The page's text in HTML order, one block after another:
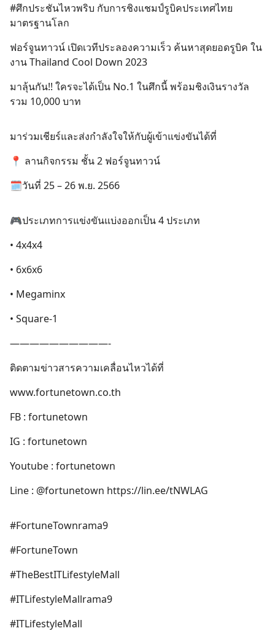
Search
#ศึกประชันไหวพริบ กับการชิงแชมป์รูบิคประเทศไทย
มาตรฐานโลก
ฟอร์จูนทาวน์ เปิดเวทีประลองความเร็ว ค้นหาสุดยอดรูบิค ใน
งาน Thailand Cool Down 2023
มาลุ้นกัน!! ใครจะได้เป็น No.1 ในศึกนี้ พร้อมชิงเงินรางวัล
รวม 10,000 บาท
มาร่วมเชียร์และส่งกำลังใจให้กับผู้เข้าแข่งขันได้ที่
📍 ลานกิจกรรม ชั้น 2 ฟอร์จูนทาวน์
🗓️วันที่ 25 – 26 พ.ย. 2566
🎮ประเภทการแข่งขันแบ่งออกเป็น 4 ประเภท
• 4x4x4
• 6x6x6
• Megaminx
• Square-1
——————————-
ติดตามข่าวสารความเคลื่อนไหวได้ที่
www.fortunetown.co.th
FB : fortunetown
IG : fortunetown
Youtube : fortunetown
Line : @fortunetown https://lin.ee/tNWLAG
#FortuneTownrama9
#FortuneTown
#TheBestITLifestyleMall
#ITLifestyleMallrama9
#ITLifestyleMall